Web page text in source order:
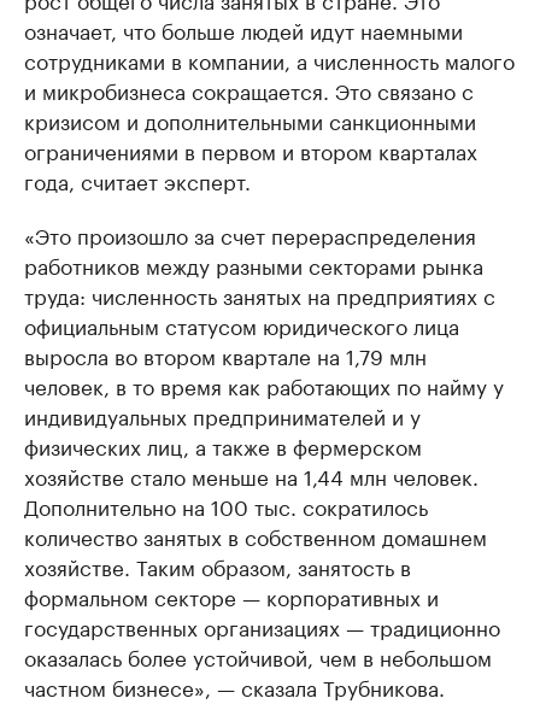
означает, что больше людей идут наемными
сотрудниками в компании, а численность малого
и микробизнеса сокращается. Это связано с
кризисом и дополнительными санкционными
ограничениями в первом и втором кварталах
года, считает эксперт.
«Это произошло за счет перераспределения
работников между разными секторами рынка
труда: численность занятых на предприятиях с
официальным статусом юридического лица
выросла во втором квартале на 1,79 млн
человек, в то время как работающих по найму у
индивидуальных предпринимателей и у
физических лиц, а также в фермерском
хозяйстве стало меньше на 1,44 млн человек.
Дополнительно на 100 тыс. сократилось
количество занятых в собственном домашнем
хозяйстве. Таким образом, занятость в
формальном секторе — корпоративных и
государственных организациях — традиционно
оказалась более устойчивой, чем в небольшом
частном бизнесе», — сказала Трубникова.